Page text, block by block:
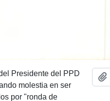
Presidente del PPD
molestia en ser
por "ronda de